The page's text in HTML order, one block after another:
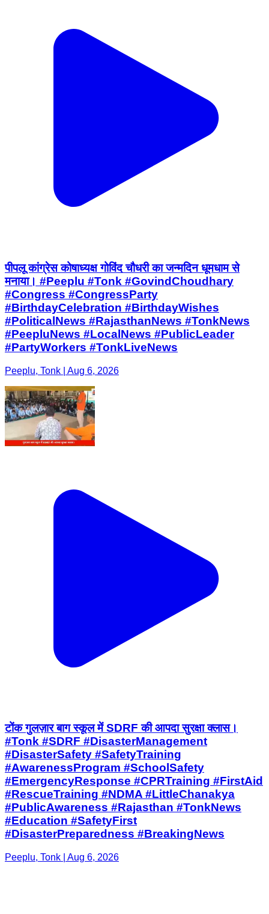
पीपलू कांग्रेस कोषाध्यक्ष गोविंद चौधरी का जन्मदिन धूमधाम से
मनाया। #Peeplu #Tonk #GovindChoudhary
#Congress #CongressParty
#BirthdayCelebration #BirthdayWishes
#PoliticalNews #RajasthanNews #TonkNews
#PeepluNews #LocalNews #PublicLeader
#PartyWorkers #TonkLiveNews
Peeplu, Tonk | Aug 6, 2026
टोंक गुलज़ार बाग स्कूल में SDRF की आपदा सुरक्षा क्लास।
#Tonk #SDRF #DisasterManagement
#DisasterSafety #SafetyTraining
#AwarenessProgram #SchoolSafety
#EmergencyResponse #CPRTraining #FirstAid
#RescueTraining #NDMA #LittleChanakya
#PublicAwareness #Rajasthan #TonkNews
#Education #SafetyFirst
#DisasterPreparedness #BreakingNews
Peeplu, Tonk | Aug 6, 2026